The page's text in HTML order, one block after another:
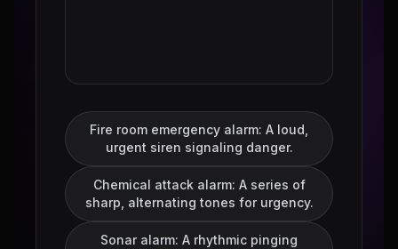
Fire room emergency alarm: A loud,
urgent siren signaling danger.
Chemical attack alarm: A series of
sharp, alternating tones for urgency.
Sonar alarm: A rhythmic pinging